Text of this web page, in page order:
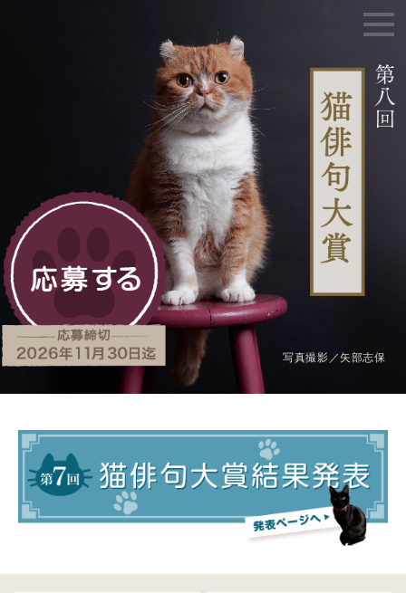
写真撮影／矢部志保